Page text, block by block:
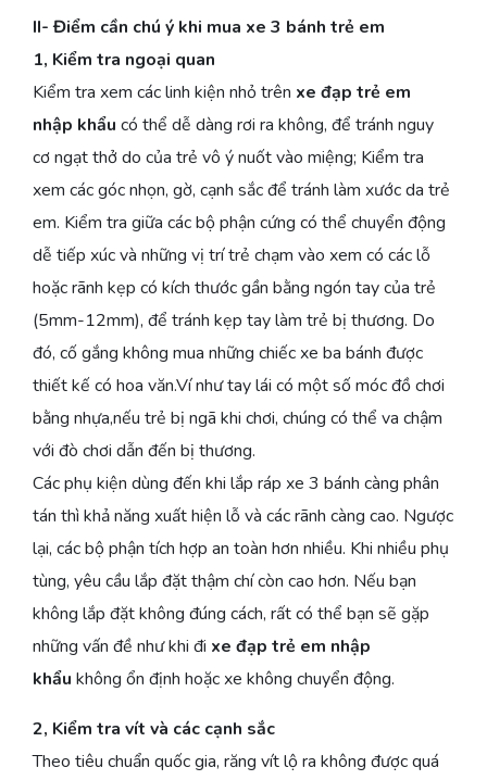
II- Điểm cần chú ý khi mua xe 3 bánh trẻ em
1, Kiểm tra ngoại quan
Kiểm tra xem các linh kiện nhỏ trên xe đạp trẻ em
nhập khẩu có thể dễ dàng rơi ra không, để tránh nguy
cơ ngạt thở do của trẻ vô ý nuốt vào miệng; Kiểm tra
xem các góc nhọn, gờ, cạnh sắc để tránh làm xước da trẻ
em. Kiểm tra giữa các bộ phận cứng có thể chuyển động
dễ tiếp xúc và những vị trí trẻ chạm vào xem có các lỗ
hoặc rãnh kẹp có kích thước gần bằng ngón tay của trẻ
(5mm-12mm), để tránh kẹp tay làm trẻ bị thương. Do
đó, cố gắng không mua những chiếc xe ba bánh được
thiết kế có hoa văn.Ví như tay lái có một số móc đồ chơi
bằng nhựa,nếu trẻ bị ngã khi chơi, chúng có thể va chậm
với đò chơi dẫn đến bị thương.
Các phụ kiện dùng đến khi lắp ráp xe 3 bánh càng phân
tán thì khả năng xuất hiện lỗ và các rãnh càng cao. Ngược
lại, các bộ phận tích hợp an toàn hơn nhiều. Khi nhiều phụ
tùng, yêu cầu lắp đặt thậm chí còn cao hơn. Nếu bạn
không lắp đặt không đúng cách, rất có thể bạn sẽ gặp
những vấn đề như khi đi xe đạp trẻ em nhập
khẩu không ổn định hoặc xe không chuyển động.
2, Kiểm tra vít và các cạnh sắc
Theo tiêu chuẩn quốc gia, răng vít lộ ra không được quá